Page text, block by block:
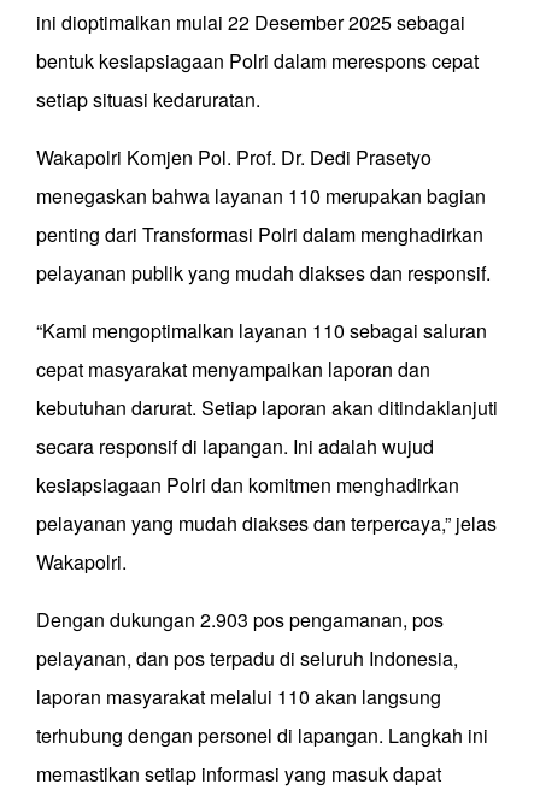
ini dioptimalkan mulai 22 Desember 2025 sebagai
bentuk kesiapsiagaan Polri dalam merespons cepat
setiap situasi kedaruratan.
Wakapolri Komjen Pol. Prof. Dr. Dedi Prasetyo
menegaskan bahwa layanan 110 merupakan bagian
penting dari Transformasi Polri dalam menghadirkan
pelayanan publik yang mudah diakses dan responsif.
“Kami mengoptimalkan layanan 110 sebagai saluran
cepat masyarakat menyampaikan laporan dan
kebutuhan darurat. Setiap laporan akan ditindaklanjuti
secara responsif di lapangan. Ini adalah wujud
kesiapsiagaan Polri dan komitmen menghadirkan
pelayanan yang mudah diakses dan terpercaya,” jelas
Wakapolri.
Dengan dukungan 2.903 pos pengamanan, pos
pelayanan, dan pos terpadu di seluruh Indonesia,
laporan masyarakat melalui 110 akan langsung
terhubung dengan personel di lapangan. Langkah ini
memastikan setiap informasi yang masuk dapat